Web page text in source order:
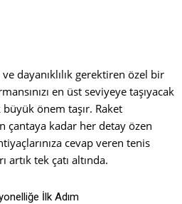
dayanıklılık gerektiren özel bir
en üst seviyeye taşıyacak
önem taşır. Raket
çantaya kadar her detay özen
cevap veren tenis
tek çatı altında.
İlk Adım